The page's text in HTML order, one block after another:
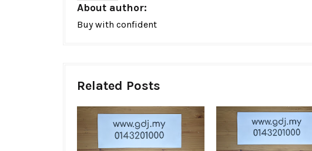
About author:
Buy with confident
Related Posts